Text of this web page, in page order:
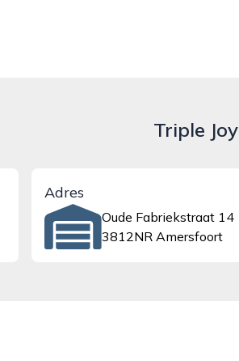
Triple Joy
Adres
Oude Fabriekstraat 14
3812NR Amersfoort